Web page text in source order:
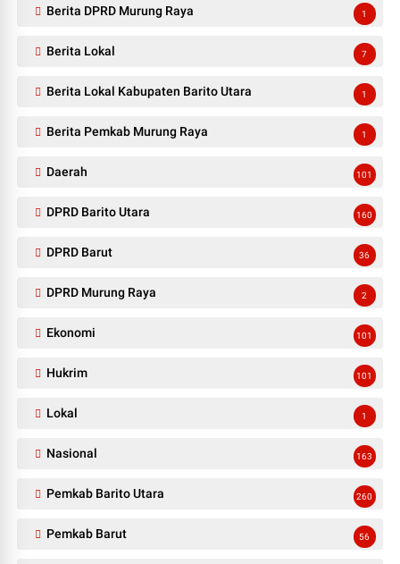
Berita DPRD Murung Raya 1
Berita Lokal 7
Berita Lokal Kabupaten Barito Utara 1
Berita Pemkab Murung Raya 1
Daerah 101
DPRD Barito Utara 160
DPRD Barut 36
DPRD Murung Raya 2
Ekonomi 101
Hukrim 101
Lokal 1
Nasional 163
Pemkab Barito Utara 260
Pemkab Barut 56